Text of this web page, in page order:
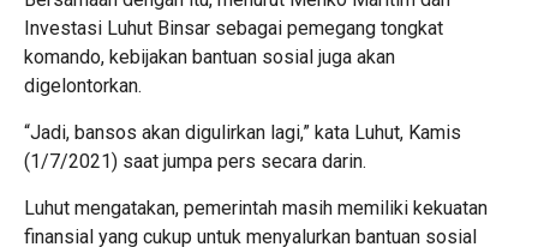
Investasi Luhut Binsar sebagai pemegang tongkat
komando, kebijakan bantuan sosial juga akan
digelontorkan.
“Jadi, bansos akan digulirkan lagi,” kata Luhut, Kamis
(1/7/2021) saat jumpa pers secara darin.
Luhut mengatakan, pemerintah masih memiliki kekuatan
finansial yang cukup untuk menyalurkan bantuan sosial